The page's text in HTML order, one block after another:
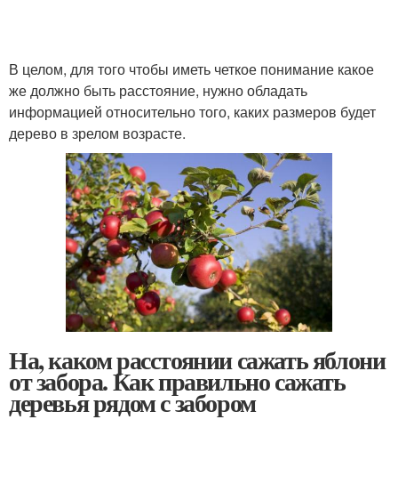
В целом, для того чтобы иметь четкое понимание какое
же должно быть расстояние, нужно обладать
информацией относительно того, каких размеров будет
дерево в зрелом возрасте.
На, каком расстоянии сажать яблони
от забора. Как правильно сажать
деревья рядом с забором